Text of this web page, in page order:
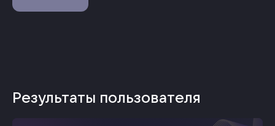
Результаты пользователя